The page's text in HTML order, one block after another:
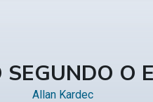
O
Allan Kardec